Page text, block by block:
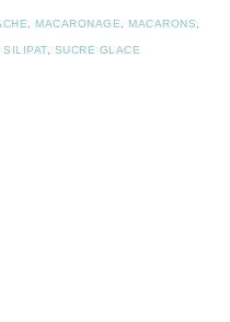
MACARONAGE MACARONS
SILIPAT, SUCRE GLACE